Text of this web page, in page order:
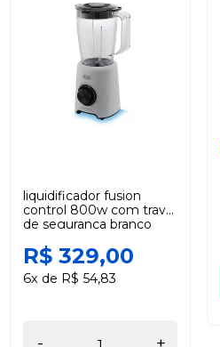
liquidificador fusion
control 800w com trava
de segurança branco
R$ 329,00
6x de R$ 54,83
- +